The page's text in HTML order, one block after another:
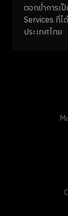
ตอกย้ำการเ
Services ที่ไ
ประเทศไทย